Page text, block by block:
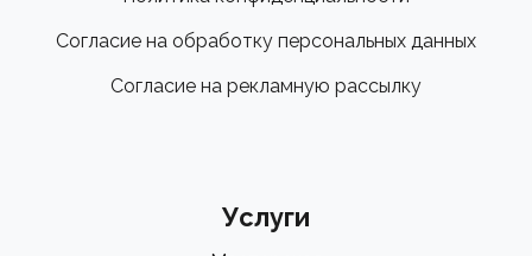
Согласие на обработку персональных данных
Согласие на рекламную рассылку
Услуги